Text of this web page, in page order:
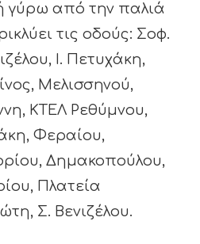
γύρω από την παλιά
τις οδούς: Σοφ.
Ι. Πετυχάκη,
Μελισσηνού,
ΚΤΕΛ Ρεθύμνου,
Φεραίου,
Δημακοπούλου,
Πλατεία
Σ. Βενιζέλου.